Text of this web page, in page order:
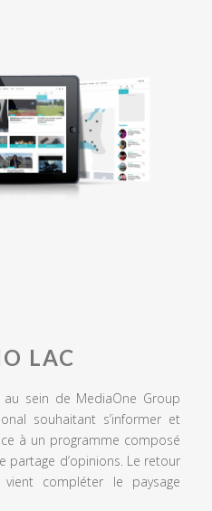
LAC
sein de MediaOne Group
souhaitant s’informer et
à un programme composé
partage d’opinions. Le retour
compléter le paysage